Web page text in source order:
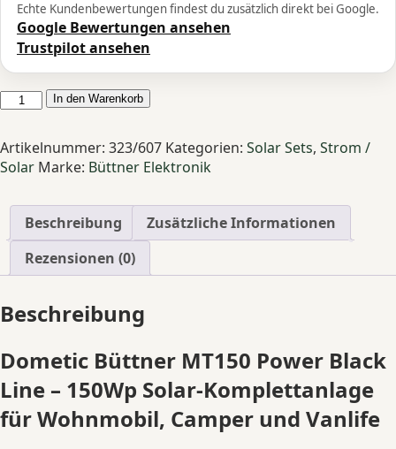
Echte Kundenbewertungen findest du zusätzlich direkt bei Google.
Google Bewertungen ansehen
Trustpilot ansehen
BÜTTNER
Power
Black
Autarkie
Kit
150Wp
Solar-
Wohnmobil
Set
autark
Menge
In den Warenkorb
Artikelnummer: 323/607 Kategorien: Solar Sets, Strom /
Solar Marke: Büttner Elektronik
Beschreibung
Zusätzliche Informationen
Rezensionen (0)
Beschreibung
Dometic Büttner MT150 Power Black
Line – 150Wp Solar-Komplettanlage
für Wohnmobil, Camper und Vanlife